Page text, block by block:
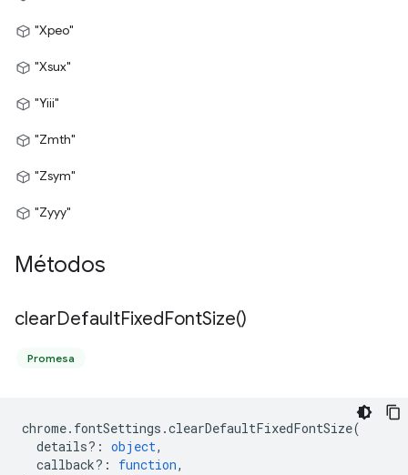
"Xpeo"
"Xsux"
"Yiii"
"Zmth"
"Zsym"
"Zyyy"
Métodos
clearDefaultFixedFontSize()
Promesa
chrome. fontSettings .clearDefaultFixedFontSize(
details? : object,
callback? : function,